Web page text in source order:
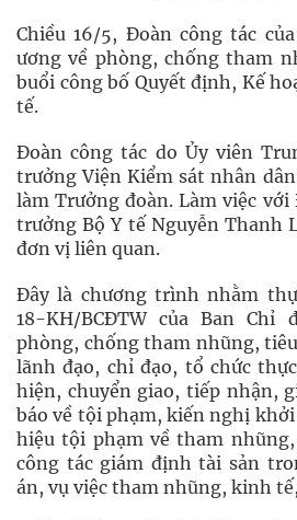
Chiều 16/5, Đoàn công tác
ương về phòng, chống tham
buổi công bố Quyết định, Kế
tế.
Đoàn công tác do Ủy viên
trưởng Viện Kiểm sát nhân
làm Trưởng đoàn. Làm việc với
trưởng Bộ Y tế Nguyễn Thanh
đơn vị liên quan.
Đây là chương trình nhằm
18-KH/BCĐTW của Ban Chỉ
phòng, chống tham nhũng,
lãnh đạo, chỉ đạo, tổ chức
hiện, chuyển giao, tiếp nhận,
báo về tội phạm, kiến nghị khởi
hiệu tội phạm về tham
công tác giám định tài sản
án, vụ việc tham nhũng, kinh